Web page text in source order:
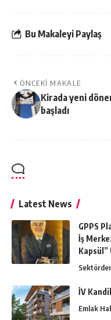
Bu Makaleyi Paylaş
ÖNCEKI MAKALE
Kirada yeni
başladı
Latest News
GPPS
İş
Kapsül”
İV
Emlak